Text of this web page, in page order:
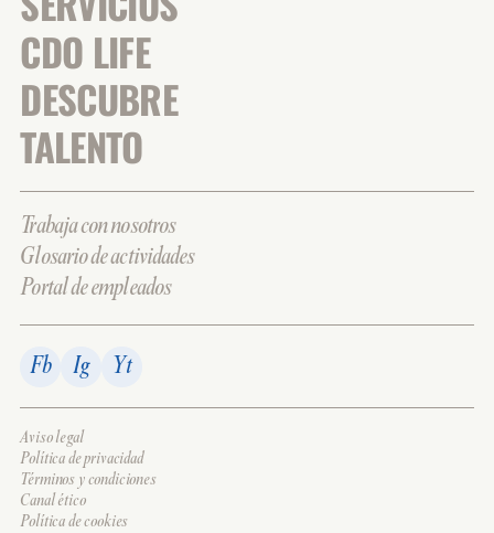
CDO LIFE
DESCUBRE
TALENTO
Trabaja con nosotros
Glosario de actividades
Portal de empleados
Fb Ig Yt
Aviso legal
Política de privacidad
Términos y condiciones
Canal ético
Política de cookies